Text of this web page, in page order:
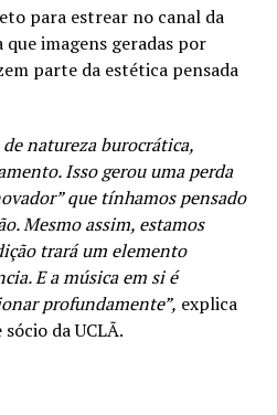
para estrear no canal da
que imagens geradas por
parte da estética pensada
natureza burocrática,
Isso gerou uma perda
que tínhamos pensado
Mesmo assim, estamos
trará um elemento
E a música em si é
profundamente”, explica
da UCLÃ.